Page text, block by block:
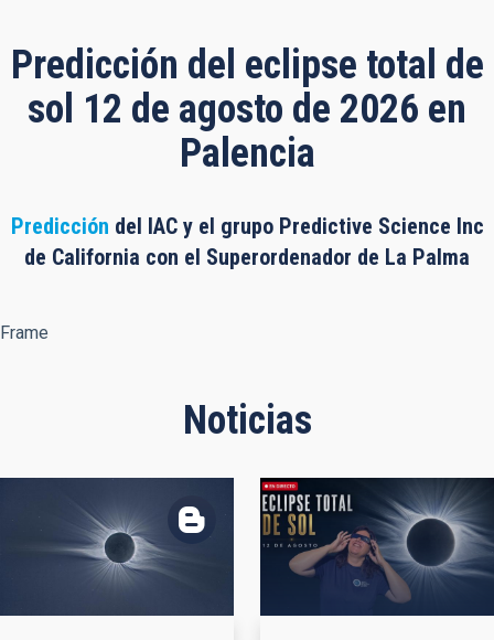
Predicción del eclipse total de
sol 12 de agosto de 2026 en
Palencia
Predicción del IAC y el grupo Predictive Science Inc
de California con el Superordenador de La Palma
Frame
Noticias